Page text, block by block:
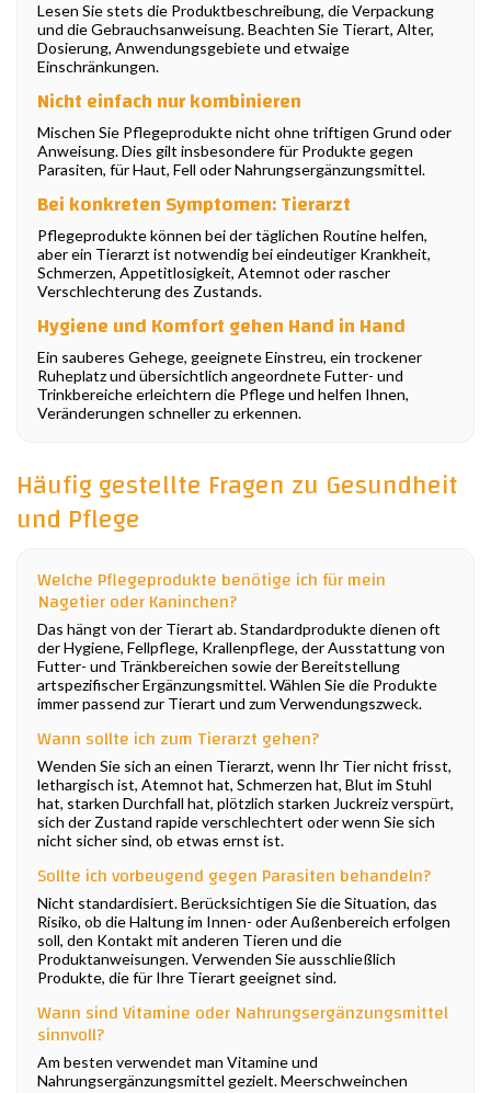
Lesen Sie stets die Produktbeschreibung, die Verpackung
und die Gebrauchsanweisung. Beachten Sie Tierart, Alter,
Dosierung, Anwendungsgebiete und etwaige
Einschränkungen.
Nicht einfach nur kombinieren
Mischen Sie Pflegeprodukte nicht ohne triftigen Grund oder
Anweisung. Dies gilt insbesondere für Produkte gegen
Parasiten, für Haut, Fell oder Nahrungsergänzungsmittel.
Bei konkreten Symptomen: Tierarzt
Pflegeprodukte können bei der täglichen Routine helfen,
aber ein Tierarzt ist notwendig bei eindeutiger Krankheit,
Schmerzen, Appetitlosigkeit, Atemnot oder rascher
Verschlechterung des Zustands.
Hygiene und Komfort gehen Hand in Hand
Ein sauberes Gehege, geeignete Einstreu, ein trockener
Ruheplatz und übersichtlich angeordnete Futter- und
Trinkbereiche erleichtern die Pflege und helfen Ihnen,
Veränderungen schneller zu erkennen.
Häufig gestellte Fragen zu Gesundheit
und Pflege
Welche Pflegeprodukte benötige ich für mein
Nagetier oder Kaninchen?
Das hängt von der Tierart ab. Standardprodukte dienen oft
der Hygiene, Fellpflege, Krallenpflege, der Ausstattung von
Futter- und Tränkbereichen sowie der Bereitstellung
artspezifischer Ergänzungsmittel. Wählen Sie die Produkte
immer passend zur Tierart und zum Verwendungszweck.
Wann sollte ich zum Tierarzt gehen?
Wenden Sie sich an einen Tierarzt, wenn Ihr Tier nicht frisst,
lethargisch ist, Atemnot hat, Schmerzen hat, Blut im Stuhl
hat, starken Durchfall hat, plötzlich starken Juckreiz verspürt,
sich der Zustand rapide verschlechtert oder wenn Sie sich
nicht sicher sind, ob etwas ernst ist.
Sollte ich vorbeugend gegen Parasiten behandeln?
Nicht standardisiert. Berücksichtigen Sie die Situation, das
Risiko, ob die Haltung im Innen- oder Außenbereich erfolgen
soll, den Kontakt mit anderen Tieren und die
Produktanweisungen. Verwenden Sie ausschließlich
Produkte, die für Ihre Tierart geeignet sind.
Wann sind Vitamine oder Nahrungsergänzungsmittel
sinnvoll?
Am besten verwendet man Vitamine und
Nahrungsergänzungsmittel gezielt. Meerschweinchen